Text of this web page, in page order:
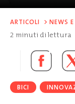
ARTICOLI > NEWS
2 minuti di lettura
BICI